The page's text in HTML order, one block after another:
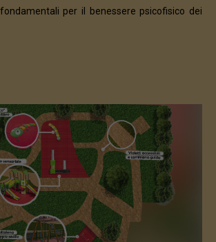
per il benessere psicofisico dei